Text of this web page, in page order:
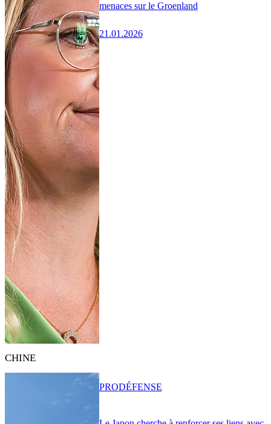
menaces sur le Groenland
21.01.2026
CHINE
PRODÉFENSE